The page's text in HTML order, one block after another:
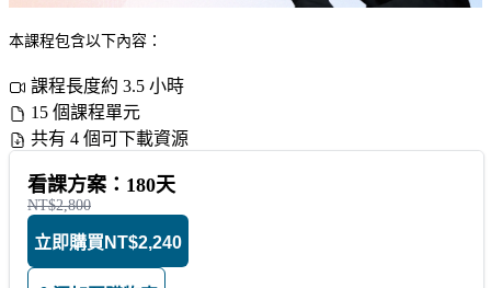
本課程包含以下內容：
課程長度約 3.5 小時
15 個課程單元
共有 4 個可下載資源
看課方案：180天
NT$2,800
立即購買 NT$2,240